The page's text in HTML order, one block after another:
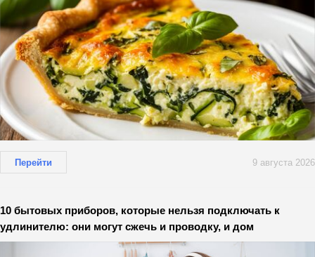
Перейти 9 августа 2026
10 бытовых приборов, которые нельзя подключать к
удлинителю: они могут сжечь и проводку, и дом